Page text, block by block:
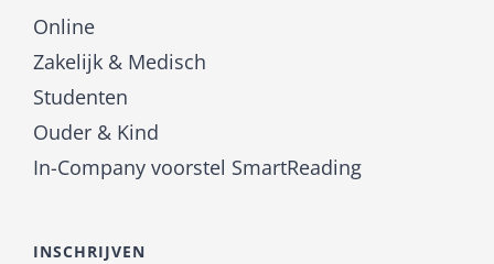
Online
Zakelijk & Medisch
Studenten
Ouder & Kind
In-Company voorstel SmartReading
INSCHRIJVEN